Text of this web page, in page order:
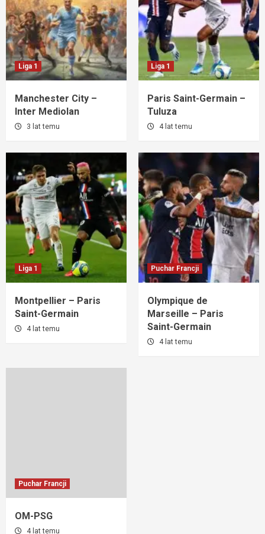
Liga 1
Manchester City –
Inter Mediolan
3 lat temu
Liga 1
Paris Saint-Germain –
Tuluza
4 lat temu
Liga 1
Montpellier – Paris
Saint-Germain
4 lat temu
Puchar Francji
Olympique de
Marseille – Paris
Saint-Germain
4 lat temu
Puchar Francji
OM-PSG
4 lat temu